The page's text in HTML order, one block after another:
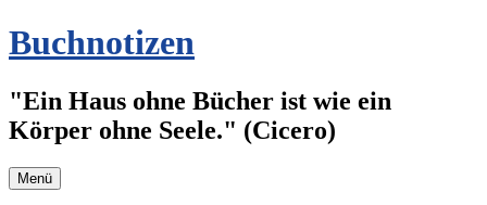
Zum
Inhalt
Buchnotizen
"Ein Haus ohne Bücher ist wie ein
Körper ohne Seele." (Cicero)
Menü